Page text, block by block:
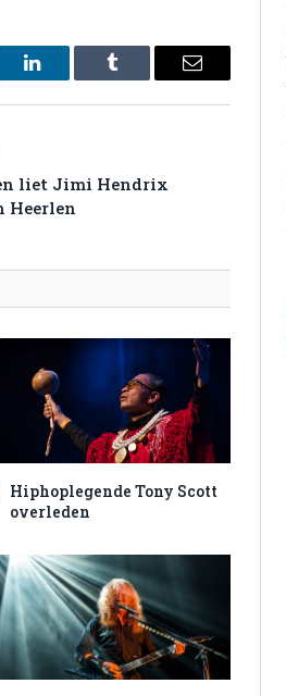
LinkedIn Tumblr Email
liet Jimi Hendrix
Heerlen
Hiphoplegende Tony Scott
overleden